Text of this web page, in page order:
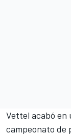
Vettel acabó en
campeonato de